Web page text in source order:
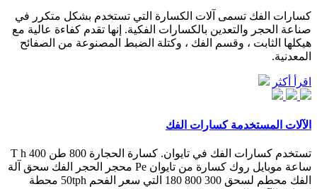
كسارات الفك تسمى آلات الكسارة التي تستخدم بشكل متكرر في
صناعة الحجر والتعدين بالكسارات الفكية. إنها تقدم كفاءة عالية مع
هيكلها الثابت ، وقسم الفك ، وكتلة الضبط المصنوعة من الصفائح
المعدنية.
اقرأ أكثر
الآلات المستخدمة كسارات الفك
تستخدم كسارات الفك في تايوان. كسارة الحجارة 800 طن 400 T h
ساعة موبايل روك كسارة من تايوان Pe محجر الحجر الفك سحق آلة
الفك محطم لسحق 300 800 180 التي سعر الفحم 50tph محطة